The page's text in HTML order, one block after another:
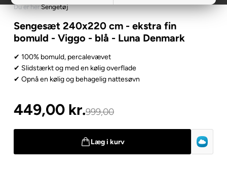
Du er her:Sengetøj
Sengesæt 240x220 cm - ekstra fin
bomuld - Viggo - blå - Luna Denmark
✔ 100% bomuld, percalevævet
✔ Slidstærkt og med en kølig overflade
✔ Opnå en kølig og behagelig nattesøvn
449,00 kr.999,00
Læg i kurv